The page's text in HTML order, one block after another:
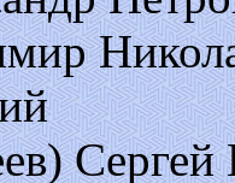
Сергей